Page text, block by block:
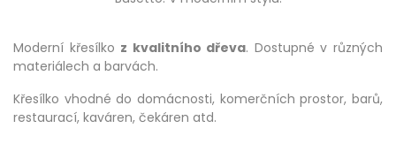
Moderní křesílko z kvalitního dřeva. Dostupné v různých
materiálech a barvách.
Křesílko vhodné do domácnosti, komerčních prostor, barů,
restaurací, kaváren, čekáren atd.